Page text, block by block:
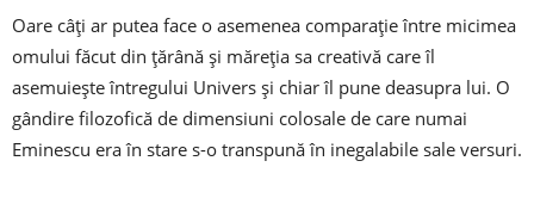
Oare câți ar putea face o asemenea comparație între micimea
omului făcut din țărână și măreția sa creativă care îl
asemuiește întregului Univers și chiar îl pune deasupra lui. O
gândire filozofică de dimensiuni colosale de care numai
Eminescu era în stare s-o transpună în inegalabile sale versuri.